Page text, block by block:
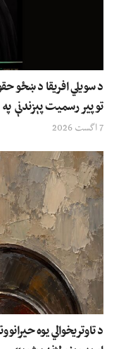
د سویلي افریقا د ښځو
توپیر رسمیت پېزندنې په
7 اگست 2026
د تاوتریخوالي یوه